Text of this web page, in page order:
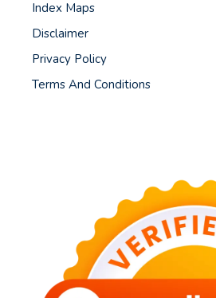
Index Maps
Disclaimer
Privacy Policy
Terms And Conditions